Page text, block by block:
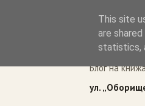
Блог на
ул.
This site
are
statistics,